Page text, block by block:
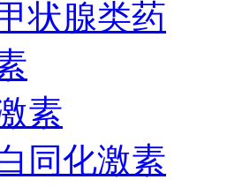
状腺类药
素
同化激素